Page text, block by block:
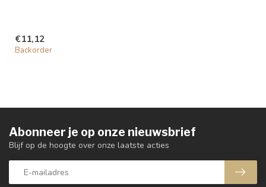
€11,12
Backorder
Abonneer je op onze nieuwsbrief
Blijf op de hoogte over onze laatste acties